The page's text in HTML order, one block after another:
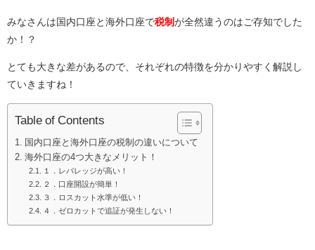
みなさんは国内口座と海外口座で税制 が全然違うのはご存知でした
か！？
とても大きな差があるので、それぞれの特徴を分かりやすく解説し
ていきますね！
Table of Contents
国内口座と海外口座の税制の違いについて
海外口座の4つ大きなメリット！
１．レバレッジが高い！
２．口座開設が簡単！
３．ロスカット水準が低い！
４．ゼロカットで追証が発生しない！